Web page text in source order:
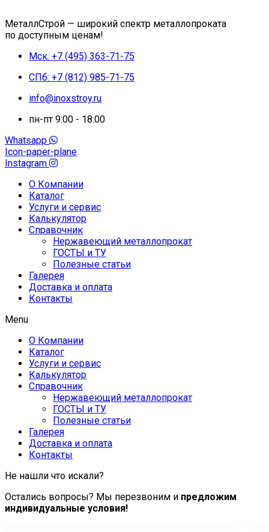
МеталлСтрой — широкий спектр металлопроката
по доступным ценам!
Мск: +7 (495) 363-71-75
СПб: +7 (812) 985-71-75
info@inoxstroy.ru
пн-пт 9:00 - 18:00
Whatsapp
Icon-paper-plane
Instagram
О Компании
Каталог
Услуги и сервис
Калькулятор
Справочник
Нержавеющий металлопрокат
ГОСТЫ и ТУ
Полезные статьи
Галерея
Доставка и оплата
Контакты
Menu
О Компании
Каталог
Услуги и сервис
Калькулятор
Справочник
Нержавеющий металлопрокат
ГОСТЫ и ТУ
Полезные статьи
Галерея
Доставка и оплата
Контакты
Не нашли что искали?
Остались вопросы? Мы перезвоним и предложим
индивидуальные условия!